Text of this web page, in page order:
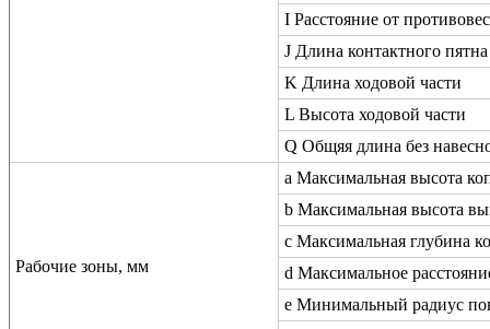
I Расстояние от
J Длина контактного
K Длина ходовой части
L Высота ходовой части
Q Общяя длина без
Рабочие зоны, мм
a Максимальная высота
b Максимальная высота
c Максимальная глубина
d Максимальное
e Минимальный радиус